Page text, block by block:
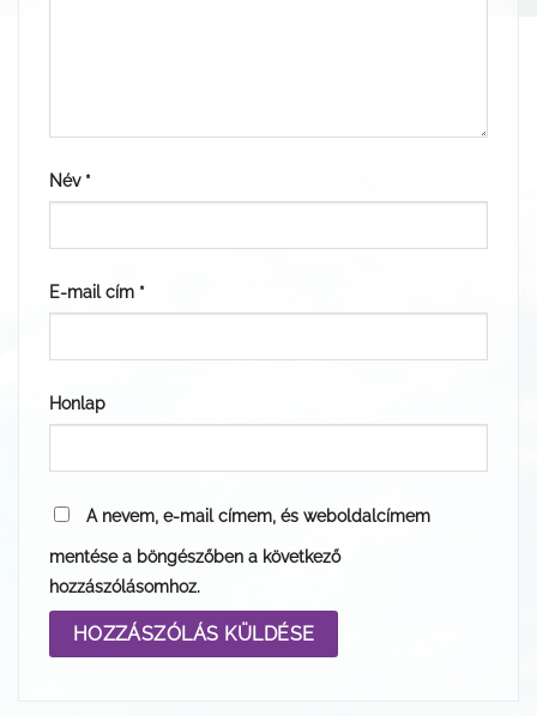
Név *
E-mail cím *
Honlap
A nevem, e-mail címem, és weboldalcímem
mentése a böngészőben a következő
hozzászólásomhoz.